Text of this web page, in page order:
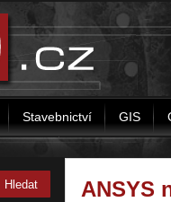
Stavebnictví GIS
ANSYS